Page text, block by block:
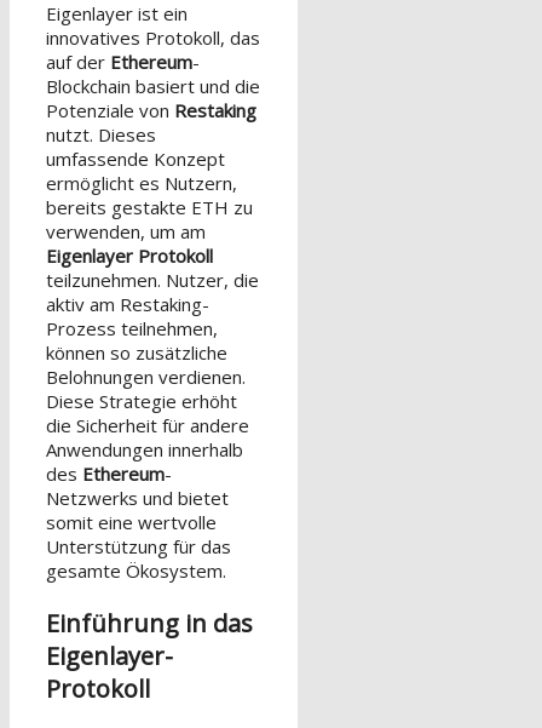
Eigenlayer ist ein
innovatives Protokoll, das
auf der Ethereum-
Blockchain basiert und die
Potenziale von Restaking
nutzt. Dieses
umfassende Konzept
ermöglicht es Nutzern,
bereits gestakte ETH zu
verwenden, um am
Eigenlayer Protokoll
teilzunehmen. Nutzer, die
aktiv am Restaking-
Prozess teilnehmen,
können so zusätzliche
Belohnungen verdienen.
Diese Strategie erhöht
die Sicherheit für andere
Anwendungen innerhalb
des Ethereum-
Netzwerks und bietet
somit eine wertvolle
Unterstützung für das
gesamte Ökosystem.
Einführung in das
Eigenlayer-
Protokoll